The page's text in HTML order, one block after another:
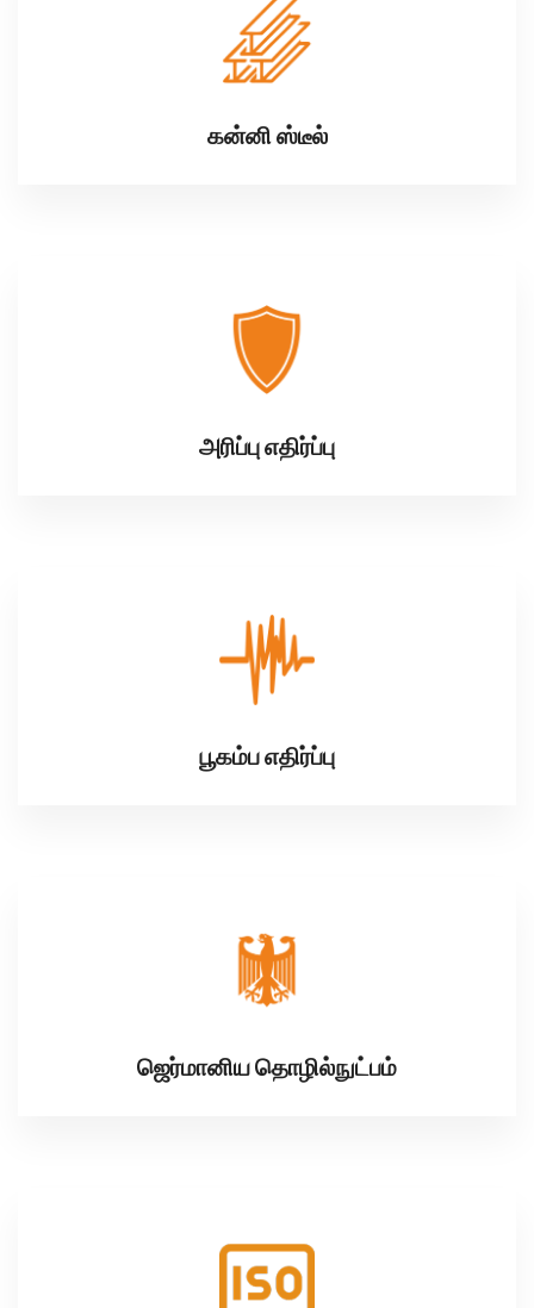
கன்னி ஸ்டீல்
அரிப்பு எதிர்ப்பு
பூகம்ப எதிர்ப்பு
ஜெர்மானிய தொழில்நுட்பம்